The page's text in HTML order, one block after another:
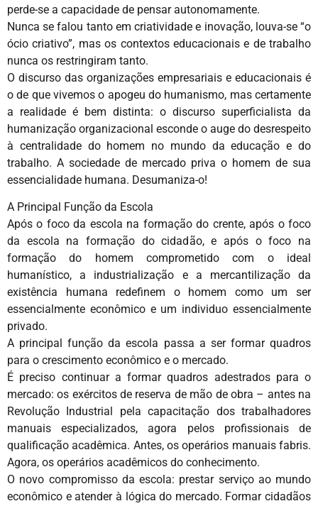
perde-se a capacidade de pensar autonomamente.
Nunca se falou tanto em criatividade e inovação, louva-se “o
ócio criativo”, mas os contextos educacionais e de trabalho
nunca os restringiram tanto.
O discurso das organizações empresariais e educacionais é
o de que vivemos o apogeu do humanismo, mas certamente
a realidade é bem distinta: o discurso superficialista da
humanização organizacional esconde o auge do desrespeito
à centralidade do homem no mundo da educação e do
trabalho. A sociedade de mercado priva o homem de sua
essencialidade humana. Desumaniza-o!
A Principal Função da Escola
Após o foco da escola na formação do crente, após o foco
da escola na formação do cidadão, e após o foco na
formação do homem comprometido com o ideal
humanístico, a industrialização e a mercantilização da
existência humana redefinem o homem como um ser
essencialmente econômico e um individuo essencialmente
privado.
A principal função da escola passa a ser formar quadros
para o crescimento econômico e o mercado.
É preciso continuar a formar quadros adestrados para o
mercado: os exércitos de reserva de mão de obra – antes na
Revolução Industrial pela capacitação dos trabalhadores
manuais especializados, agora pelos profissionais de
qualificação acadêmica. Antes, os operários manuais fabris.
Agora, os operários acadêmicos do conhecimento.
O novo compromisso da escola: prestar serviço ao mundo
econômico e atender à lógica do mercado. Formar cidadãos